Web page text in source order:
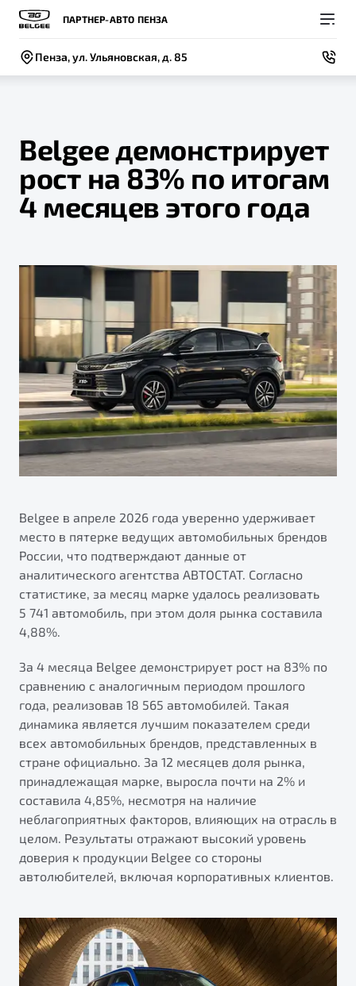
ПАРТНЕР-АВТО ПЕНЗА
Пенза, ул. Ульяновская, д. 85
Модели
Яркий кроссовер
от 2 219 990 ₽*
S50
Элегантный и практичный седан
от 1 699 990 ₽*
Обзор В наличии
X70
Универсальный кроссовер
Покупателям
ВЫБОР И ПОКУПКА
Спецпредложения и Акции
Записаться на тест-драйв
ФИНАНСЫ И УСЛУГИ
Автокредит
Трейд-ин
Страхование
Расчет КАСКО
Узнайте о специальных выгодах при покупке
автомобиля Belgee
Подробно
Автомобили в наличии
Тест-драйв
Автокредит
Спецпредложения
Владельцам
СЕРВИС
Руководство по эксплуатации
Техническое обслуживание
Калькулятор ТО
ПОДДЕРЖКА
Гарантия Belgee
Belgee Линк
Belgee Клуб
Реферальная программа
Клиентская поддержка
Помощь на дорогах
Будьте еще более уверены на дорогах с программой
"Помощь на дорогах"
Преимущества программы
Запись на сервис
Калькулятор ТО
Клиентская поддержка
О компании
СОБЫТИЯ
BELGEE В РОССИИ
О бренде
О дилерском центре
Правовая информация
Belgee демонстрирует
рост на 83% по итогам
4 месяцев этого года
Belgee в апреле 2026 года уверенно удерживает
место в пятерке ведущих автомобильных брендов
России, что подтверждают данные от
аналитического агентства АВТОСТАТ. Согласно
статистике, за месяц марке удалось реализовать
5 741 автомобиль, при этом доля рынка составила
4,88%.
За 4 месяца Belgee демонстрирует рост на 83% по
сравнению с аналогичным периодом прошлого
года, реализовав 18 565 автомобилей. Такая
динамика является лучшим показателем среди
всех автомобильных брендов, представленных в
стране официально. За 12 месяцев доля рынка,
принадлежащая марке, выросла почти на 2% и
составила 4,85%, несмотря на наличие
неблагоприятных факторов, влияющих на отрасль в
целом. Результаты отражают высокий уровень
доверия к продукции Belgee со стороны
автолюбителей, включая корпоративных клиентов.